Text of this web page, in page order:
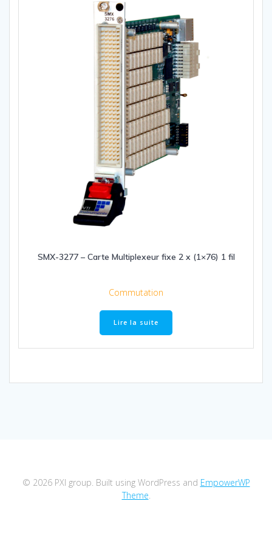
SMX-3277 – Carte Multiplexeur fixe 2 x (1×76) 1 fil
Commutation
Lire la suite
© 2026 PXI group. Built using WordPress and EmpowerWP
Theme.